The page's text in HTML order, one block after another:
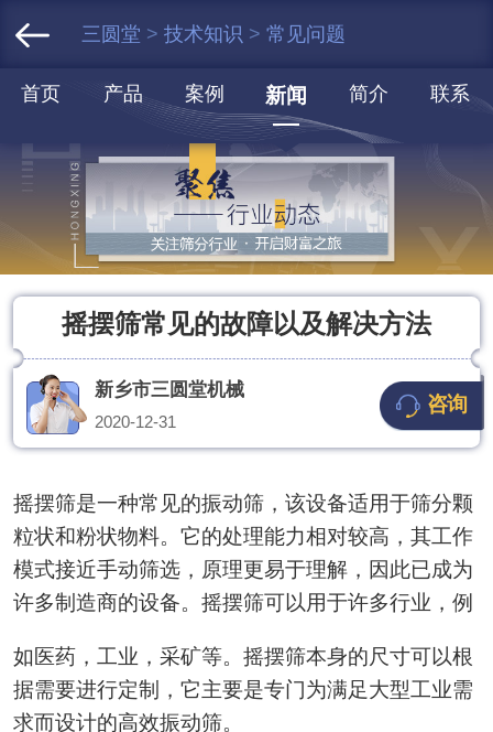
三圆堂 > 技术知识 > 常见问题
首页 产品 案例 新闻 简介 联系
摇摆筛常见的故障以及解决方法
新乡市三圆堂机械
2020-12-31
咨询
摇摆筛是一种常见的振动筛，该设备适用于筛分颗
粒状和粉状物料。它的处理能力相对较高，其工作
模式接近手动筛选，原理更易于理解，因此已成为
许多制造商的设备。摇摆筛可以用于许多行业，例
如医药，工业，采矿等。摇摆筛本身的尺寸可以根
据需要进行定制，它主要是专门为满足大型工业需
求而设计的高效振动筛。